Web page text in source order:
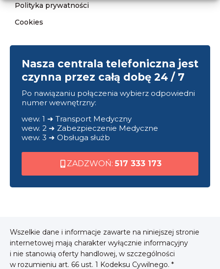
Polityka prywatności
Cookies
Nasza centrala telefoniczna jest
czynna przez całą dobę 24 / 7
Po nawiązaniu połączenia wybierz odpowiedni
numer wewnętrzny:
wew. 1 ➜ Transport Medyczny
wew. 2 ➜ Zabezpieczenie Medyczne
wew. 3 ➜ Obsługa służb
ZADZWOŃ: 517 333 173
Wszelkie dane i informacje zawarte na niniejszej stronie
internetowej mają charakter wyłącznie informacyjny
i nie stanowią oferty handlowej, w szczególności
w rozumieniu art. 66 ust. 1 Kodeksu Cywilnego. *